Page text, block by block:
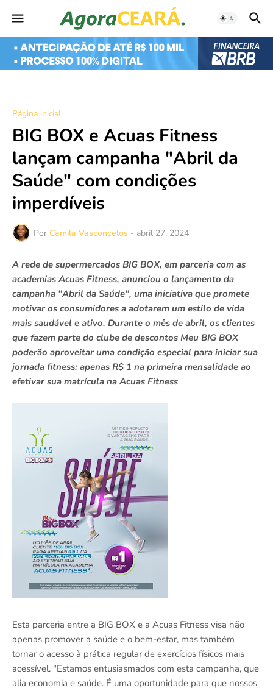
Página inicial
BIG BOX e Acuas Fitness
lançam campanha "Abril da
Saúde" com condições
imperdíveis
Por Camila Vasconcelos - abril 27, 2024
A rede de supermercados BIG BOX, em parceria com as
academias Acuas Fitness, anunciou o lançamento da
campanha "Abril da Saúde", uma iniciativa que promete
motivar os consumidores a adotarem um estilo de vida
mais saudável e ativo. Durante o mês de abril, os clientes
que fazem parte do clube de descontos Meu BIG BOX
poderão aproveitar uma condição especial para iniciar sua
jornada fitness: apenas R$ 1 na primeira mensalidade ao
efetivar sua matrícula na Acuas Fitness
Esta parceria entre a BIG BOX e a Acuas Fitness visa não
apenas promover a saúde e o bem-estar, mas também
tornar o acesso à prática regular de exercícios físicos mais
acessível. "Estamos entusiasmados com esta campanha, que
alia economia e saúde. É uma oportunidade para que nossos